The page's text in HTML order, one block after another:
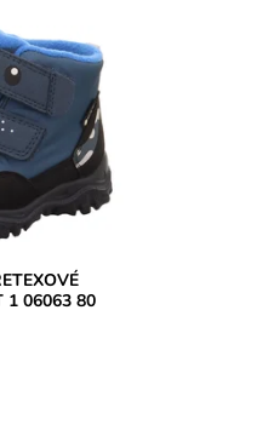
Superfit s
na dva
usňovej
1 06063 80